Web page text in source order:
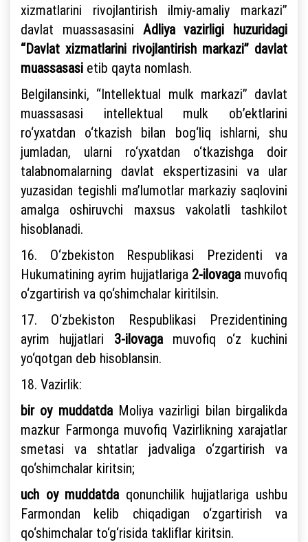
xizmatlarini rivojlantirish ilmiy-amaliy markazi”
davlat muassasasini Adliya vazirligi huzuridagi
“Davlat xizmatlarini rivojlantirish markazi” davlat
muassasasi etib qayta nomlash.
Belgilansinki, “Intellektual mulk markazi” davlat
muassasasi intellektual mulk ob’ektlarini
ro‘yxatdan o‘tkazish bilan bog‘liq ishlarni, shu
jumladan, ularni ro‘yxatdan o‘tkazishga doir
talabnomalarning davlat ekspertizasini va ular
yuzasidan tegishli ma’lumotlar markaziy saqlovini
amalga oshiruvchi maxsus vakolatli tashkilot
hisoblanadi.
16. O‘zbekiston Respublikasi Prezidenti va
Hukumatining ayrim hujjatlariga 2-ilovagamuvofiq
o‘zgartirish va qo‘shimchalar kiritilsin.
17. O‘zbekiston Respublikasi Prezidentining
ayrim hujjatlari 3-ilovagamuvofiq o‘z kuchini
yo‘qotgan deb hisoblansin.
18. Vazirlik:
bir oy muddatdaMoliya vazirligi bilan birgalikda
mazkur Farmonga muvofiq Vazirlikning xarajatlar
smetasi va shtatlar jadvaliga o‘zgartirish va
qo‘shimchalar kiritsin;
uch oy muddatdaqonunchilik hujjatlariga ushbu
Farmondan kelib chiqadigan o‘zgartirish va
qo‘shimchalar to‘g‘risida takliflar kiritsin.